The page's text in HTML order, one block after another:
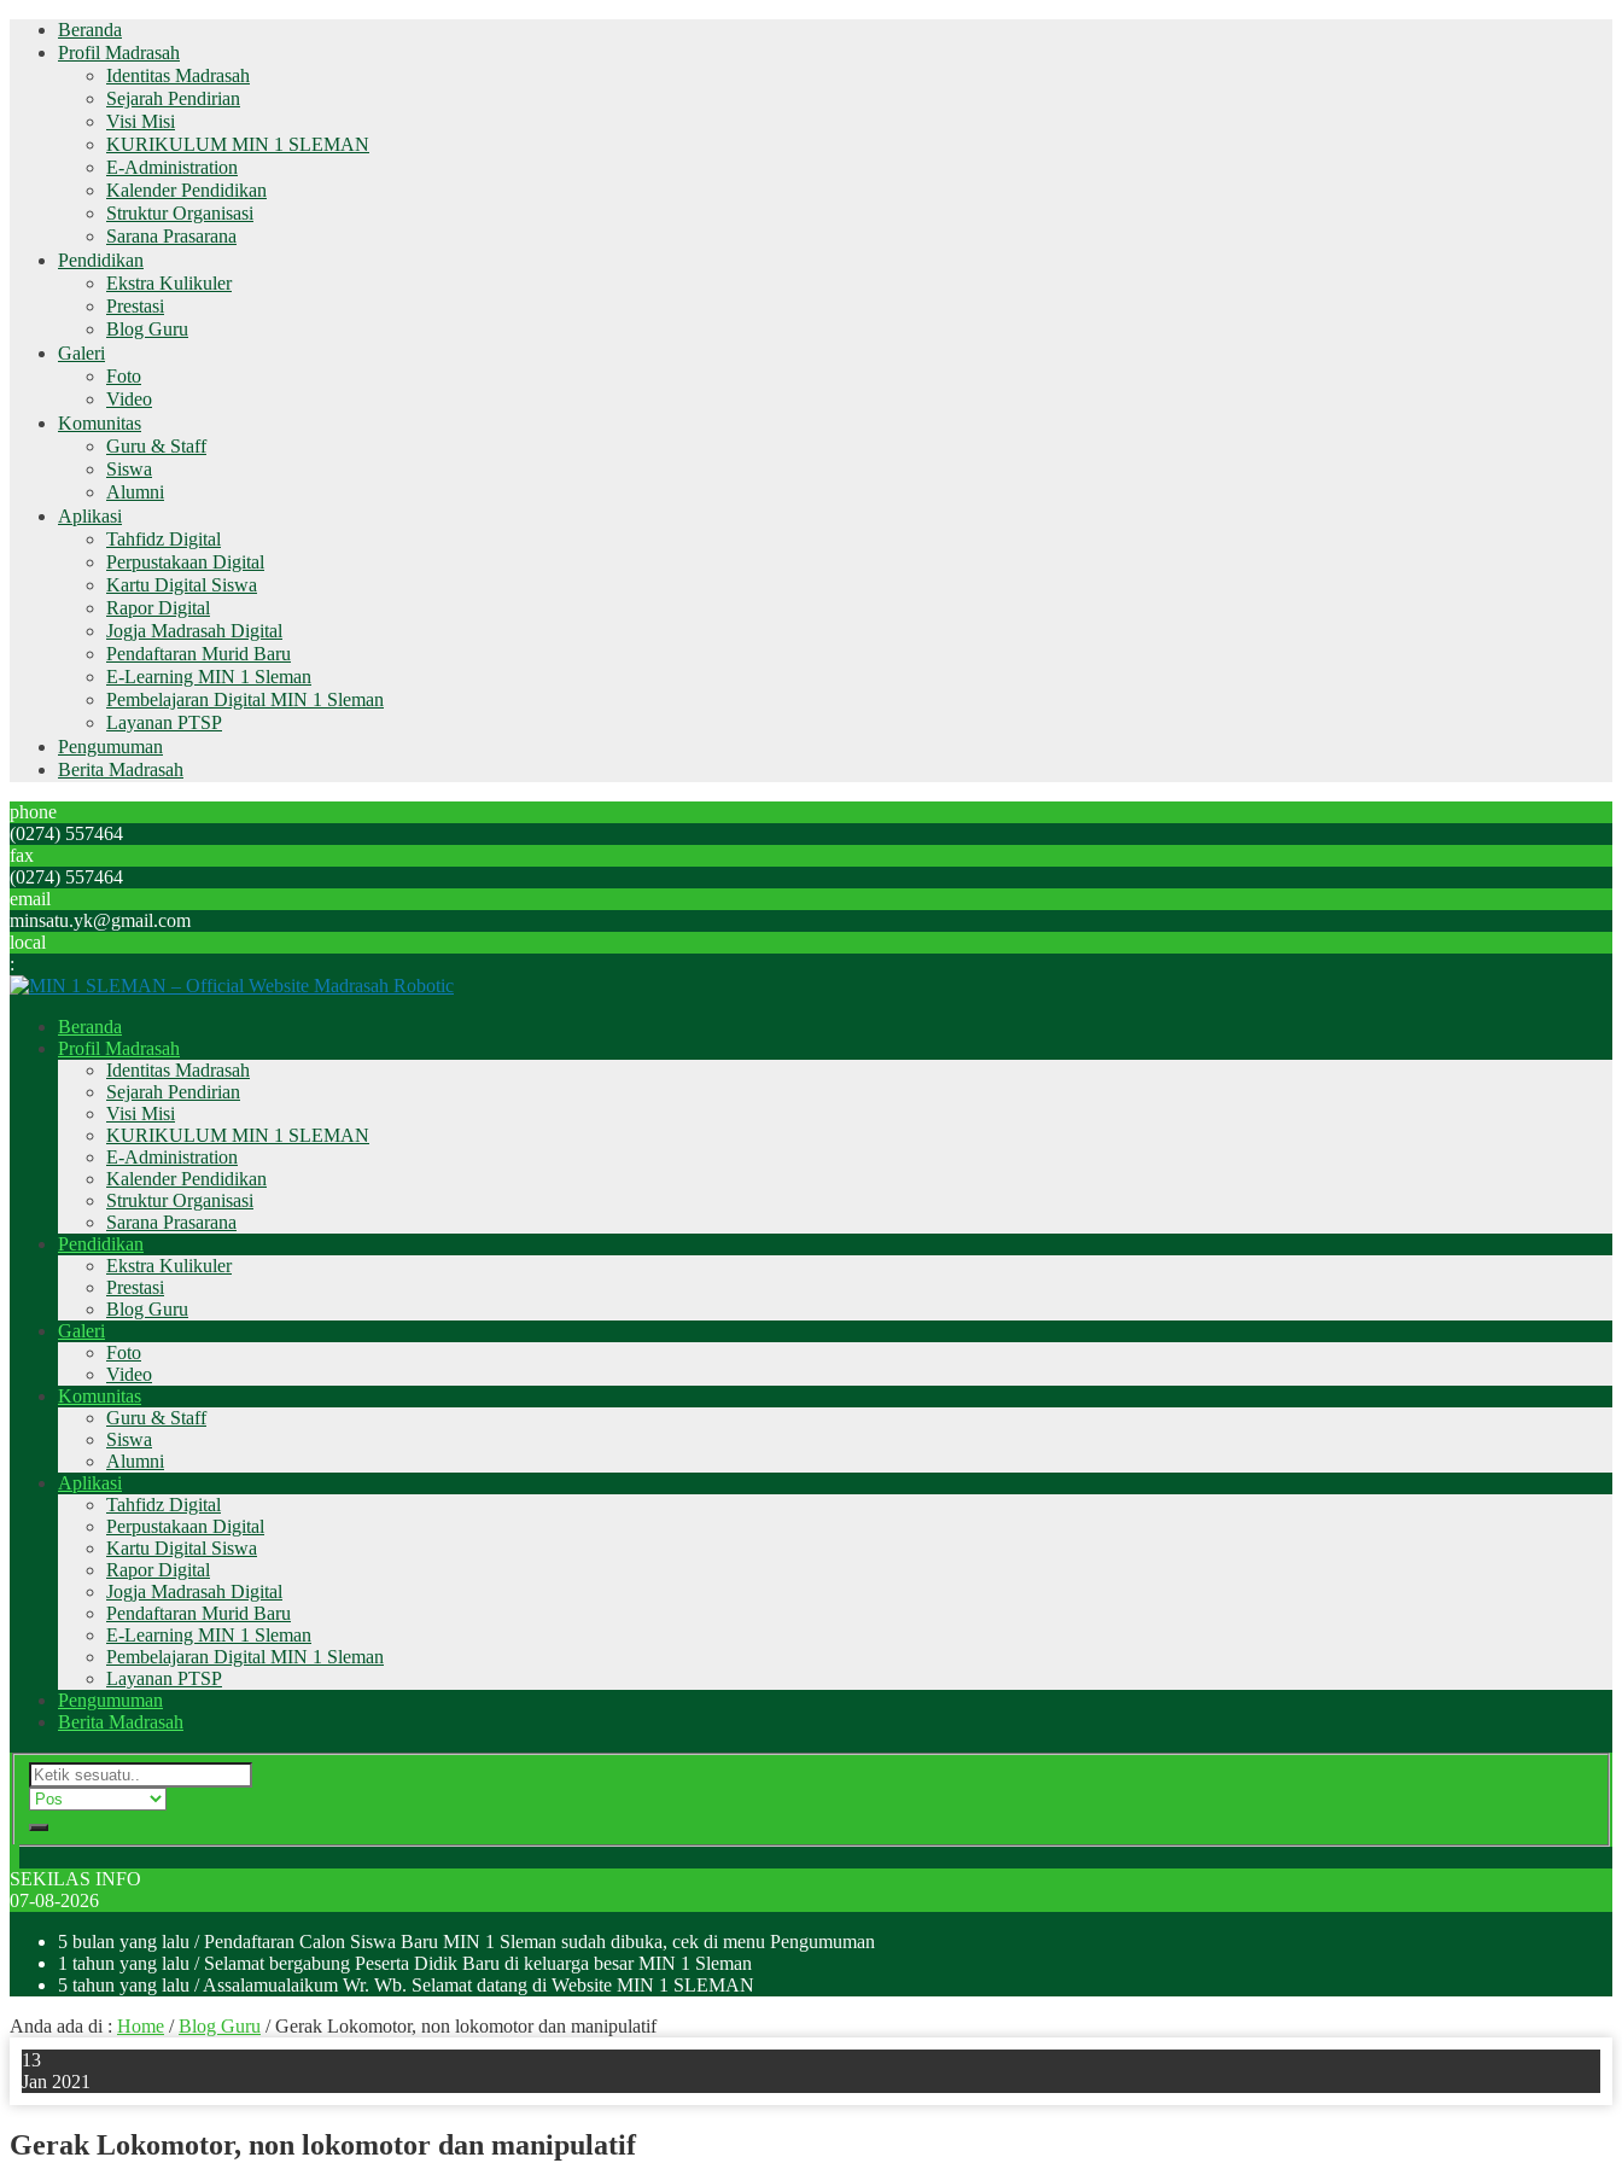
Beranda
Profil Madrasah
Identitas Madrasah
Sejarah Pendirian
Visi Misi
KURIKULUM MIN 1 SLEMAN
E-Administration
Kalender Pendidikan
Struktur Organisasi
Sarana Prasarana
Pendidikan
Ekstra Kulikuler
Prestasi
Blog Guru
Galeri
Foto
Video
Komunitas
Guru & Staff
Siswa
Alumni
Aplikasi
Tahfidz Digital
Perpustakaan Digital
Kartu Digital Siswa
Rapor Digital
Jogja Madrasah Digital
Pendaftaran Murid Baru
E-Learning MIN 1 Sleman
Pembelajaran Digital MIN 1 Sleman
Layanan PTSP
Pengumuman
Berita Madrasah
phone
(0274) 557464
fax
(0274) 557464
email
minsatu.yk@gmail.com
local
:
Beranda
Profil Madrasah
Identitas Madrasah
Sejarah Pendirian
Visi Misi
KURIKULUM MIN 1 SLEMAN
E-Administration
Kalender Pendidikan
Struktur Organisasi
Sarana Prasarana
Pendidikan
Ekstra Kulikuler
Prestasi
Blog Guru
Galeri
Foto
Video
Komunitas
Guru & Staff
Siswa
Alumni
Aplikasi
Tahfidz Digital
Perpustakaan Digital
Kartu Digital Siswa
Rapor Digital
Jogja Madrasah Digital
Pendaftaran Murid Baru
E-Learning MIN 1 Sleman
Pembelajaran Digital MIN 1 Sleman
Layanan PTSP
Pengumuman
Berita Madrasah
SEKILAS INFO
07-08-2026
5 bulan yang lalu / Pendaftaran Calon Siswa Baru MIN 1 Sleman sudah dibuka, cek di menu Pengumuman
1 tahun yang lalu / Selamat bergabung Peserta Didik Baru di keluarga besar MIN 1 Sleman
5 tahun yang lalu / Assalamualaikum Wr. Wb. Selamat datang di Website MIN 1 SLEMAN
Anda ada di : Home /Blog Guru /Gerak Lokomotor, non lokomotor dan manipulatif
13
Jan 2021
Gerak Lokomotor, non lokomotor dan manipulatif